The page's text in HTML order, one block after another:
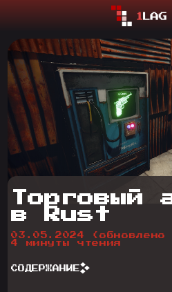
Торговый
в Rust
03.05.2024
4 минуты чтения
СОДЕРЖАНИЕ